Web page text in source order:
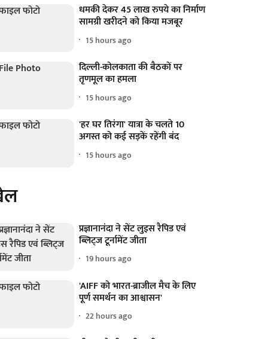
धमकी देकर 45 लाख रुपये का निर्माण
सामग्री खरीदने को किया मजबूर
15 hours ago
दिल्ली-कोलकाता की बैठकों पर
तृणमूल का हमला
15 hours ago
'हर घर तिरंगा' यात्रा के चलते 10
अगस्त को कई सड़कें रहेंगी बंद
15 hours ago
प्रज्ञानानंदा ने सेंट लुइस रैपिड एवं
ब्लिट्ज टूर्नामेंट जीता
19 hours ago
'AIFF को भारत-ब्राजील मैच के लिए
पूर्ण समर्थन का आश्वासन'
22 hours ago